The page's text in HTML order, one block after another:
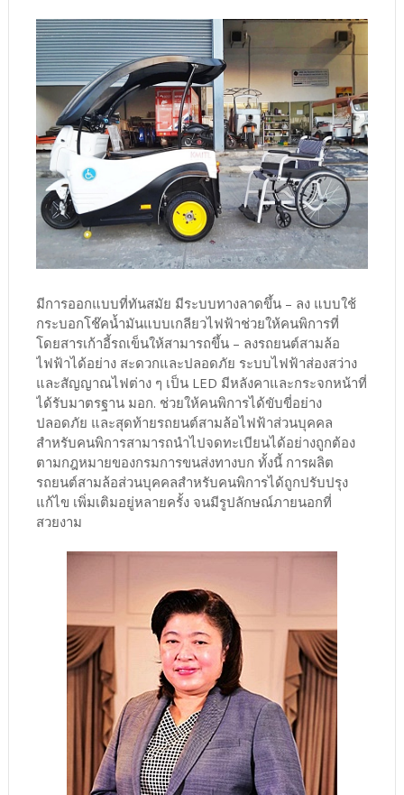
มีการออกแบบที่ทันสมัย มีระบบทางลาดขึ้น – ลง แบบใช้
กระบอกโช๊คน้ำมันแบบเกลียวไฟฟ้าช่วยให้คนพิการที่
โดยสารเก้าอี้รถเข็นให้สามารถขึ้น – ลงรถยนต์สามล้อ
ไฟฟ้าได้อย่าง สะดวกและปลอดภัย ระบบไฟฟ้าส่องสว่าง
และสัญญาณไฟต่าง ๆ เป็น LED มีหลังคาและกระจกหน้าที่
ได้รับมาตรฐาน มอก. ช่วยให้คนพิการได้ขับขี่อย่าง
ปลอดภัย และสุดท้ายรถยนต์สามล้อไฟฟ้าส่วนบุคคล
สำหรับคนพิการสามารถนำไปจดทะเบียนได้อย่างถูกต้อง
ตามกฎหมายของกรมการขนส่งทางบก ทั้งนี้ การผลิต
รถยนต์สามล้อส่วนบุคคลสำหรับคนพิการได้ถูกปรับปรุง
แก้ไข เพิ่มเติมอยู่หลายครั้ง จนมีรูปลักษณ์ภายนอกที่
สวยงาม